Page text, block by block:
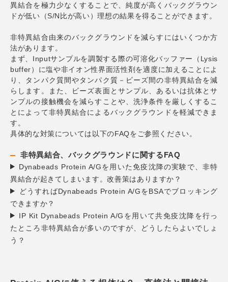
異結合を極力少なくすることで、純度が高くバックグラウン
ドが低い（S/N比が高い）理想の結果を得ることができます。
非特異結合由来のバックグラウンドを減らすにはいくつか方
法があります。
まず、Inputサンプルを調製する際の可溶化バッファー（Lysis
buffer）に塩や非イオン性界面活性剤を適度に加えることによ
り、タンパク質間やタンパク質－ビーズ間の非特異結合を減
らします。また、ビーズ表面とサンプル、あるいは抗体とサ
ンプルの接触機会を減らすことや、洗浄条件を厳しくするこ
とによって非特異結合によるバックグラウンドを軽減できま
す。
具体的な対策については以下のFAQをご参照ください。
非特異結合、バックグラウンドに関するFAQ
Dynabeads Protein A/Gを用いた免疫沈降の実験で、非特
異結合が起きてしまいます。改善策はありますか？
どうすればDynabeads Protein A/GをBSAでブロッキング
できますか？
IP Kit Dynabeads Protein A/Gを用いて共免疫沈降を行っ
たところ非特異結合が多いのですが、どうしたらよいでしょ
う？